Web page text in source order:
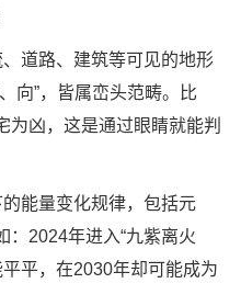
道路、建筑等可见的地形
向”，皆属峦头范畴。比
为凶，这是通过眼睛就能判
能量变化规律，包括元
：2024年进入“九紫离火
平，在2030年却可能成为